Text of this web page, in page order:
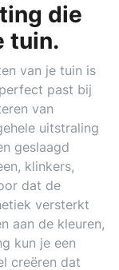
die
tuin.
van je tuin is
past bij
van
uitstraling
geslaagd
klinkers,
dat de
versterkt
aan de kleuren,
kun je een
creëren dat